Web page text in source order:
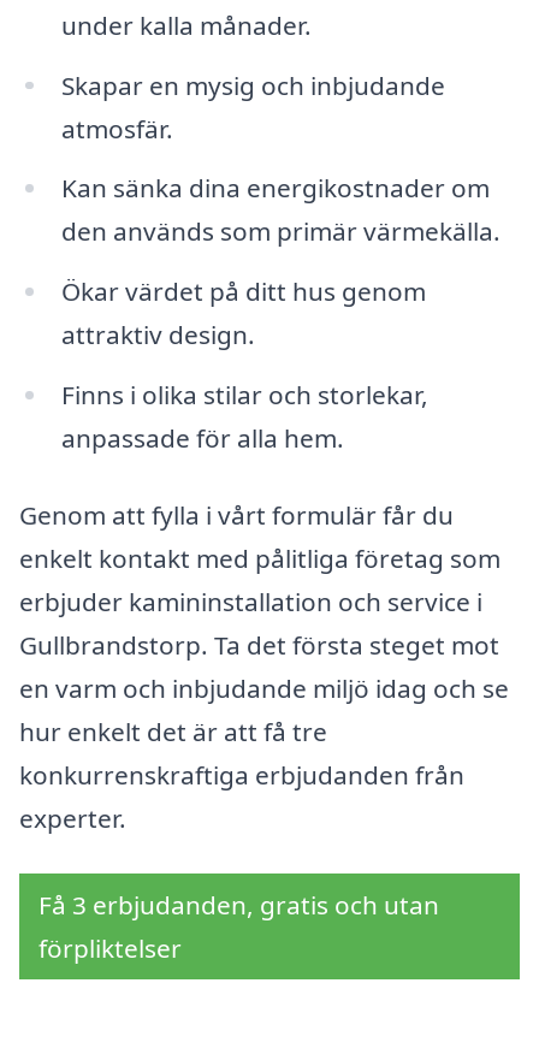
under kalla månader.
Skapar en mysig och inbjudande
atmosfär.
Kan sänka dina energikostnader om
den används som primär värmekälla.
Ökar värdet på ditt hus genom
attraktiv design.
Finns i olika stilar och storlekar,
anpassade för alla hem.
Genom att fylla i vårt formulär får du
enkelt kontakt med pålitliga företag som
erbjuder kamininstallation och service i
Gullbrandstorp. Ta det första steget mot
en varm och inbjudande miljö idag och se
hur enkelt det är att få tre
konkurrenskraftiga erbjudanden från
experter.
Få 3 erbjudanden, gratis och utan
förpliktelser